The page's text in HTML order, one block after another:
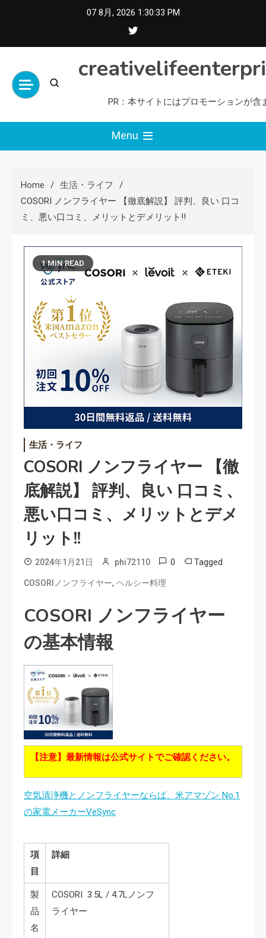
07 8月, 2026 1:30:34 PM
PR：本サイトにはプロモーションが含
Menu
Home
生活・ライフ
COSORI ノンフライヤー 【徹底解説】 評判、良い 口コ
ミ、悪い口コミ、メリットとデメリット!!
1 MIN READ
生活・ライフ
COSORI ノンフライヤー 【徹
底解説】 評判、良い 口コミ、
悪い口コミ、メリットとデメ
リット!!
2024年1月21日 phi72110 0 Tagged
COSORIノンフライヤー, ヘルシー料理
COSORI ノンフライヤー
の基本情報
【注意】最新情報は公式サイトでご確認ください。
空気清浄機とノンフライヤーならば、米アマゾン No.1
の家電メーカーVeSync
項
目
詳細
製
品
名
COSORI 3.5L / 4.7Lノンフ
ライヤー